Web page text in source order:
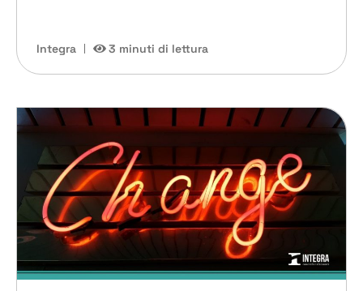
Integra 3 minuti di lettura